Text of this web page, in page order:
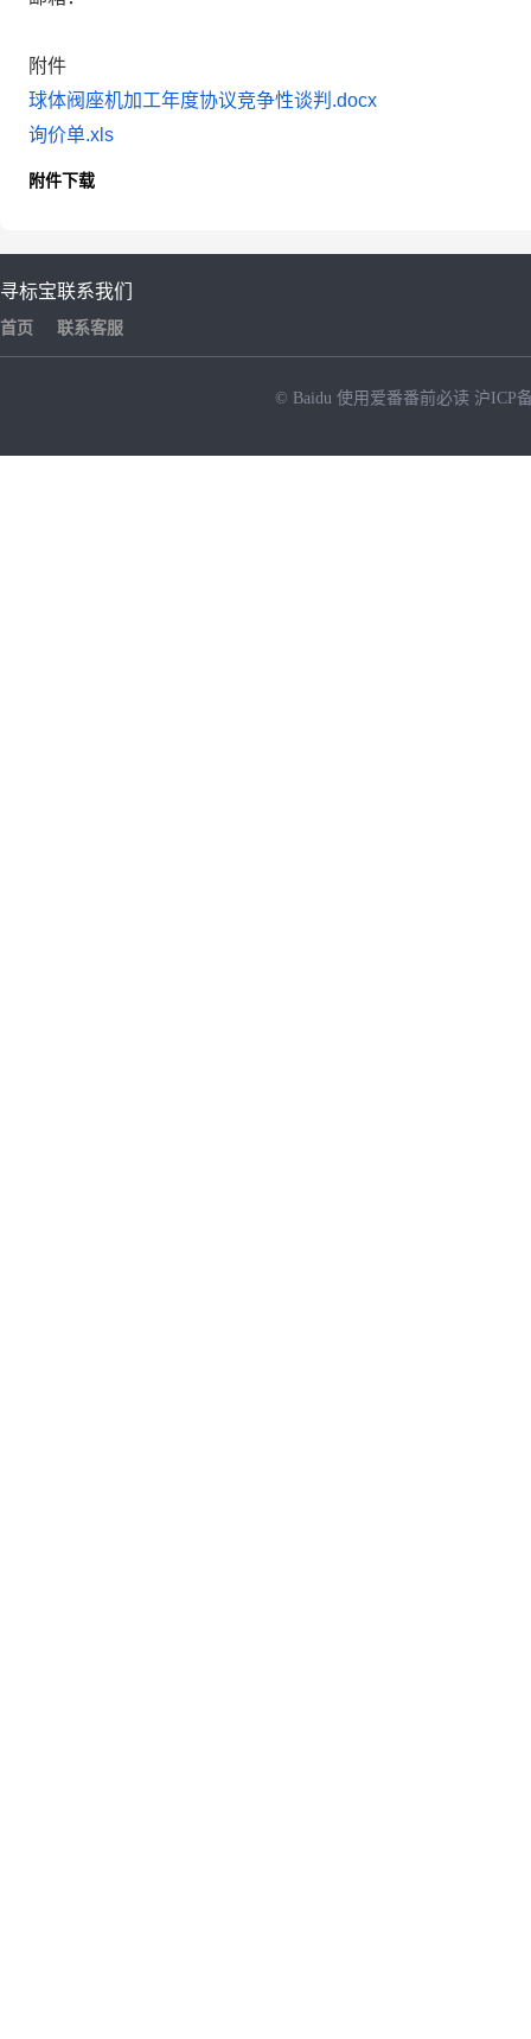
附件
球体阀座机加工年度协议竞争性谈判.docx
询价单.xls
附件下载
寻标宝
首页
联系我们
联系客服
© Baidu 使用爱番番前必读 沪ICP